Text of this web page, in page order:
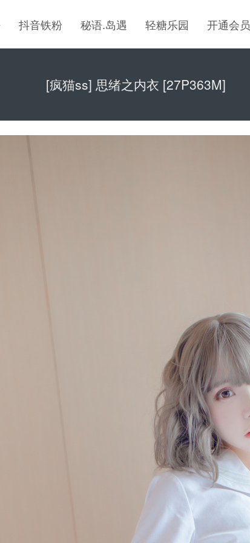
抖音铁粉 秘语.岛遇 轻糖乐园 开通会员
[疯猫ss] 思绪之内衣 [27P363M]